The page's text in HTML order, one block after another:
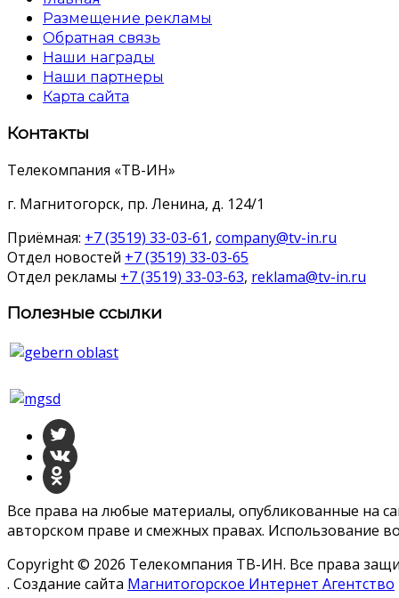
Размещение рекламы
Обратная связь
Наши награды
Наши партнеры
Карта сайта
Контакты
Телекомпания «ТВ-ИН»
г. Магнитогорск, пр. Ленина, д. 124/1
Приёмная: +7 (3519) 33-03-61, company@tv-in.ru
Отдел новостей +7 (3519) 33-03-65
Отдел рекламы +7 (3519) 33-03-63, reklama@tv-in.ru
Полезные ссылки
Все права на любые материалы, опубликованные на
авторском праве и смежных правах. Использование
Copyright © 2026 Телекомпания ТВ-ИН. Все права
. Создание сайта Магнитогорское Интернет Агентство